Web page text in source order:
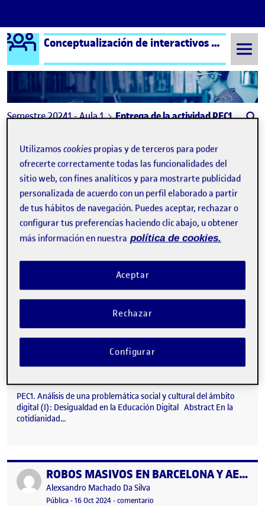
Saltar al contenido
Logo Ágora Conceptualización de interactivos – Aula 1
Semestre 20241 - Aula 1 Entrega de la actividad PEC1
Entrega de la actividad
PEC1
Publicado por PEC1. Análisis de una problemática social y cultural del ámbito digital (I)
Publicado por
Michael Vicente Sanchez Chonillo
Visibilidad:Fecha de publicación
16 Oct 2024 comentario en PEC1. Análisis de una
PEC1. Análisis de una problemática social y cultural del ámbito
digital (I): Desigualdad en la Educación Digital Abstract En la
cotidianidad…
Publicado por ROBOS MASIVOS EN BARCELONA Y AEROPUERTOS
Publicado por
Alexsandro Machado Da Silva
Visibilidad:
Pública-Fecha de publicación
16 Oct 2024-comentario
Utilizamoscookies propias y de terceros para poder
ofrecerte correctamente todas las funcionalidades del
sitio web, con fines analíticos y para mostrarte publicidad
personalizada de acuerdo con un perfil elaborado a partir
de tus hábitos de navegación. Puedes aceptar, rechazar o
configurar tus preferencias haciendo clic abajo, u obtener
más información en nuestra política de cookies.
Rechazar
Aceptar
Configurar